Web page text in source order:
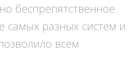
беспрепятственное
самых разных систем и
всем